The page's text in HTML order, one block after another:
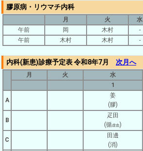
膠原病・リウマチ内科
月 火 水
午前
岡 木村 -
午前
木村 木村 -
内科(新患)診療予定表 令和8年7月 次月へ
月 火 水
1
A
姜
(膠)
B
疋田
(循虚血)
C
田邊
(消)